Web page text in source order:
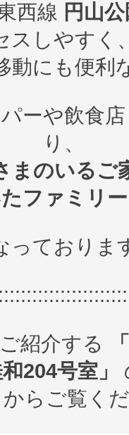
西線 円山
スしやすく
動にも便利
ーや飲食
り、
まのいるご
ファミリ
っておりま
紹介する
204号室」
からご覧く